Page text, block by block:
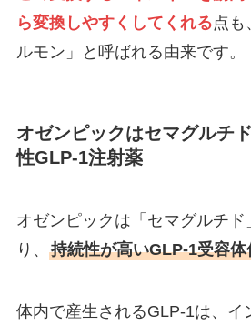
ら変換しやすくしてくれる点も
ルモン」と呼ばれる由来です。
オゼンピックはセマグルチ
性GLP-1注射薬
オゼンピックは「セマグルチド
り、 持続性が高いGLP-1受容体
体内で産生されるGLP-1は、イ